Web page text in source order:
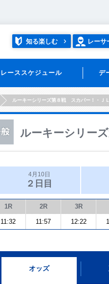
知る楽しむ レーサ
レーススケジュール デ
ルーキーシリーズ第８戦 スカパー！・Ｊ
ルーキーシリー
4月10日
２日目
1R 2R 3R
11:32 11:57 12:22
オッズ